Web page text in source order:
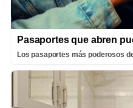
Pasaportes que abren
Los pasaportes más poderosos